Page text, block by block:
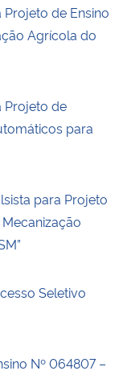
de Ensino
Agrícola do
Projeto de
para
para Projeto
Seletivo
Nº 064807 –